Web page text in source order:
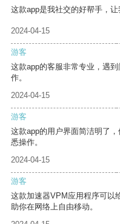
这款app是我社交的好帮手，
2024-04-15
游客
这款app的客服非常专业，遇
作。
2024-04-15
游客
这款app的用户界面简洁明了
悉操作。
2024-04-15
游客
这款加速器VPM应用程序可以
助你在网络上自由移动。